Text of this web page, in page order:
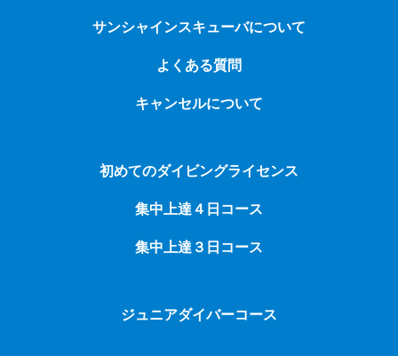
サンシャインスキューバについて
よくある質問
キャンセルについて
初めてのダイビングライセンス
集中上達４日コース
集中上達３日コース
ジュニアダイバーコース